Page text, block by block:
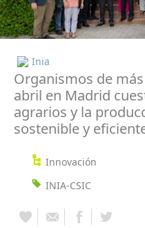
Inia
Organismos de
abril en Madrid
agrarios y la
sostenible y
Innovación
INIA-CSIC